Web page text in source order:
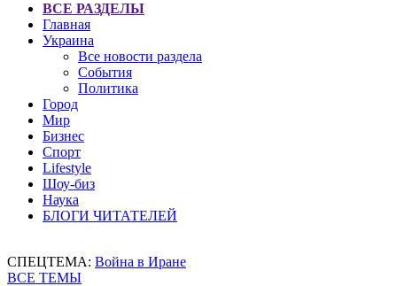
ВСЕ РАЗДЕЛЫ
Главная
Украина
Все новости раздела
События
Политика
Город
Мир
Бизнес
Спорт
Lifestyle
Шоу-биз
Наука
БЛОГИ ЧИТАТЕЛЕЙ
СПЕЦТЕМА: Война в Иране
ВСЕ ТЕМЫ